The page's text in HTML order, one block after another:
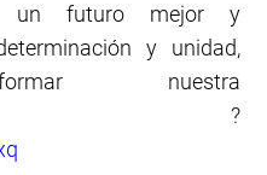
un futuro mejor y
y unidad,
nuestra